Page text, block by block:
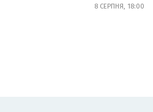
8 СЕРПНЯ, 18:00